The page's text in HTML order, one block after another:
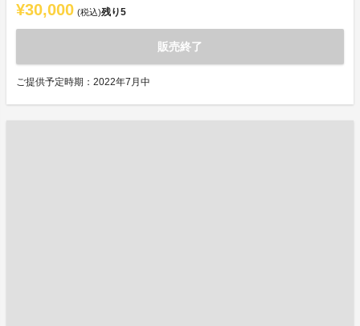
¥30,000 (税込)残り5
販売終了
ご提供予定時期：2022年7月中